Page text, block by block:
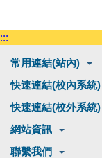
:::
常用連結(站內)
快速連結(校內系統)
快速連結(校外系統)
網站資訊
聯繫我們